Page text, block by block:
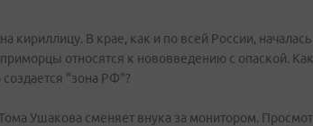
кириллицу. В крае, как и по всей России,
относятся к нововведению с опаской.
"зона РФ"?
Ушакова сменяет внука за монитором.